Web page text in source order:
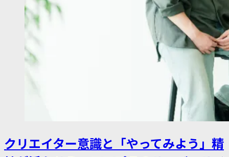
クリエイター意識と「やってみよう」精